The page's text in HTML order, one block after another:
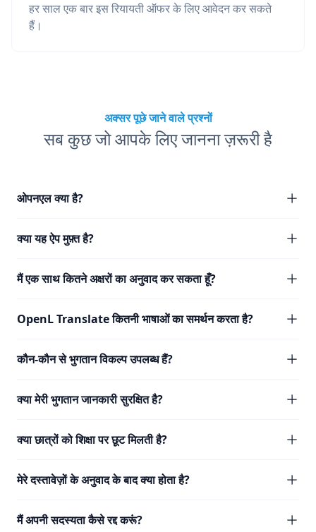
हर साल एक बार इस रियायती ऑफर के लिए आवेदन कर सकते
हैं।
अक्सर पूछे जाने वाले प्रश्नों
सब कुछ जो आपके लिए जानना ज़रूरी है
ओपनएल क्या है?
क्या यह ऐप मुफ़्त है?
मैं एक साथ कितने अक्षरों का अनुवाद कर सकता हूँ?
OpenL Translate कितनी भाषाओं का समर्थन करता है?
कौन-कौन से भुगतान विकल्प उपलब्ध हैं?
क्या मेरी भुगतान जानकारी सुरक्षित है?
क्या छात्रों को शिक्षा पर छूट मिलती है?
मेरे दस्तावेज़ों के अनुवाद के बाद क्या होता है?
मैं अपनी सदस्यता कैसे रद्द करूं?